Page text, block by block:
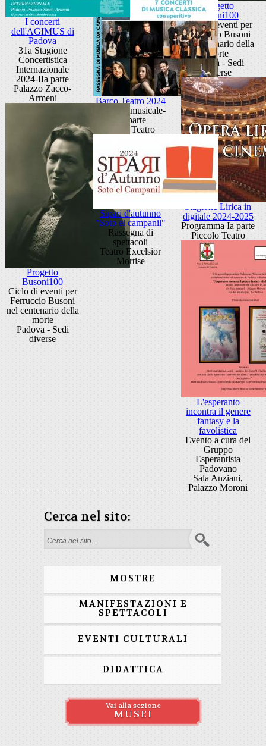
Progetto
Busoni100
Ciclo di eventi per
Ferruccio Busoni
nel centenario della
morte
Padova - Sedi
diverse
Barco Teatro 2024
Stagione musicale-
IIa parte
Barco Teatro
I concerti
dell'AGIMUS di
Padova
31a Stagione
Concertistica
Internazionale
2024-IIa parte
Palazzo Zacco-
Armeni
Stagione Lirica in
digitale 2024-2025
Programma Ia parte
Piccolo Teatro
Progetto
Busoni100
Ciclo di eventi per
Ferruccio Busoni
nel centenario della
morte
Padova - Sedi
diverse
Sipari d'autunno
"Soto el campanil"
Rassegna di
spettacoli
Teatro Excelsior
Mortise
L'esperanto
incontra il genere
fantasy e la
favolistica
Evento a cura del
Gruppo
Esperantista
Padovano
Sala Anziani,
Palazzo Moroni
Cerca nel sito:
Form di ricerca
MOSTRE
MANIFESTAZIONI E
SPETTACOLI
EVENTI CULTURALI
DIDATTICA
Vai alla sezione
MUSEI